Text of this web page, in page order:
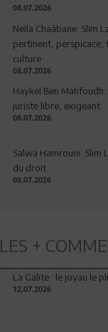
08.07.2026
Neila Chaâbane: Slim
pertinent, perspicace,
culture
08.07.2026
Haykel Ben
juriste libre, exigeant
08.07.2026
Salwa Hamrouni: Slim
du droit
08.07.2026
LES +
La Galite : le joyau le
12.07.2026